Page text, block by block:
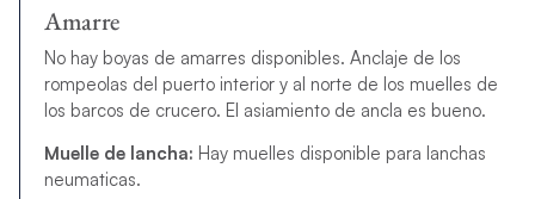
Amarre
No hay boyas de amarres disponibles. Anclaje de los
rompeolas del puerto interior y al norte de los muelles de
los barcos de crucero. El asiamiento de ancla es bueno.
Muelle de lancha: Hay muelles disponible para lanchas
neumaticas.